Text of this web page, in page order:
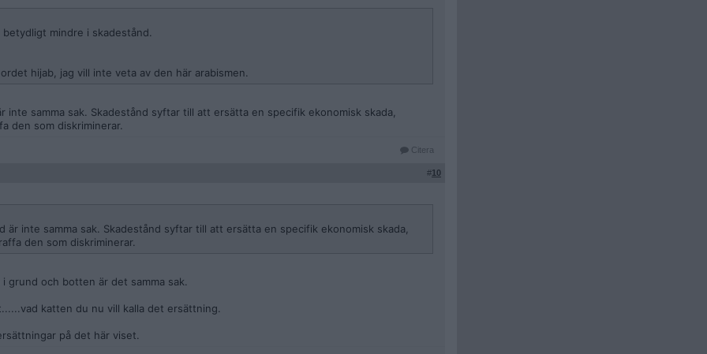
mindre i skadestånd.
hijab, jag vill inte veta av den här arabismen.
inte samma sak. Skadestånd syftar till att ersätta en specifik ekonomisk skada,
den som diskriminerar.
Citera
#10
är inte samma sak. Skadestånd syftar till att ersätta en specifik ekonomisk skada,
den som diskriminerar.
grund och botten är det samma sak.
katten du nu vill kalla det ersättning.
på det här viset.